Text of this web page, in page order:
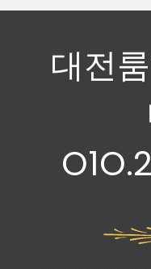
대전